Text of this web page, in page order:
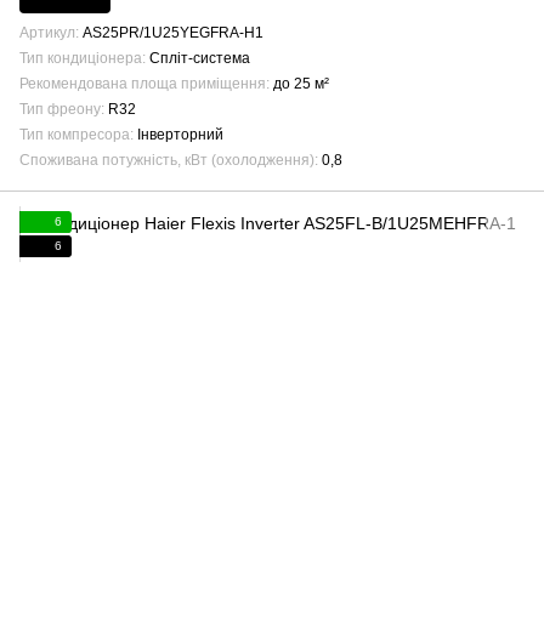
Артикул AS25PR/1U25YEGFRA-H1
Тип кондиціонера Спліт-система
Рекомендована площа приміщення до 25 м²
Тип фреону R32
Тип компресора
Інверторний
Споживана потужність, кВт (охолодження) 0,8
6
6